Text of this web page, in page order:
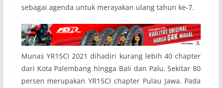
sebagai agenda untuk merayakan ulang tahun ke-7.
Munas YR15CI 2021 dihadiri kurang lebih 40 chapter
dari Kota Palembang hingga Bali dan Palu. Sekitar 80
persen merupakan YR15CI chapter Pulau Jawa. Pada